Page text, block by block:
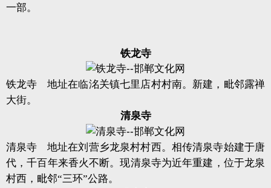
一部。
铁龙寺
铁龙寺 地址在临洺关镇七里店村村南。新建，毗邻露禅
大街。
清泉寺
清泉寺 地址在刘营乡龙泉村村西。相传清泉寺始建于唐
代，千百年来香火不断。现清泉寺为近年重建，位于龙泉
村西，毗邻“三环”公路。